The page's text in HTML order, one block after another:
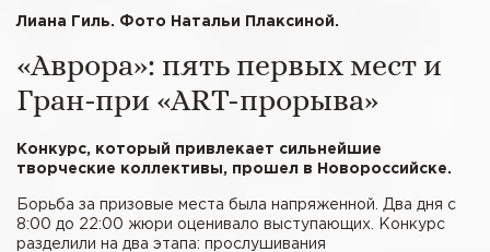
Лиана Гиль. Фото Натальи Плаксиной.
«Аврора»: пять первых мест и
Гран-при «АRT-прорыва»
Конкурс, который привлекает сильнейшие
творческие коллективы, прошел в Новороссийске.
Борьба за призовые места была напряженной. Два дня с
8:00 до 22:00 жюри оценивало выступающих. Конкурс
разделили на два этапа: прослушивания